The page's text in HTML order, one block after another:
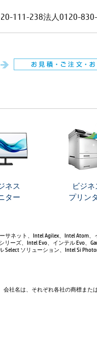
111-238法人 0120-
ネス
ター
ビジネ
プリン
ネット、Intel Agilex、Intel Atom、
ーズ、Intel Evo、インテル Evo、
Select ソリューション、Intel Si
会社名は、それぞれ各社の商標また